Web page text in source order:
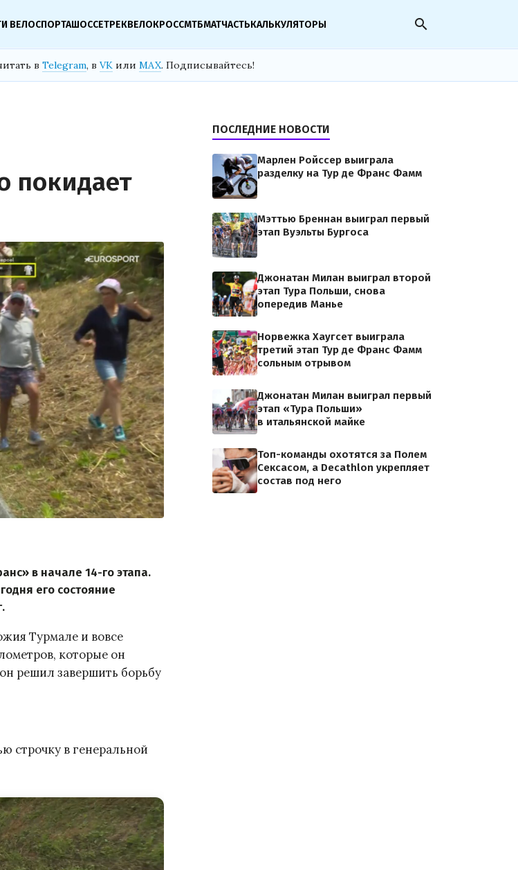
ВЕЛОСПОРТАШОССЕТРЕКВЕЛОКРОССМТБМАТЧАСТЬКАЛЬКУЛЯТОРЫ search
в Telegram, в VK или MAX. Подписывайтесь!
покидает
в начале 14-го этапа.
его состояние
Турмале и вовсе
которые он
решил завершить борьбу
строчку в генеральной
ПОСЛЕДНИЕ НОВОСТИ
Марлен Ройссер выиграла
разделку на Тур де Франс Фамм
Мэттью Бреннан выиграл первый
этап Вуэльты Бургоса
Джонатан Милан выиграл второй
этап Тура Польши, снова
опередив Манье
Норвежка Хаугсет выиграла
третий этап Тур де Франс Фамм
сольным отрывом
Джонатан Милан выиграл первый
этап «Тура Польши»
в итальянской майке
Топ-команды охотятся за Полем
Сексасом, а Decathlon укрепляет
состав под него